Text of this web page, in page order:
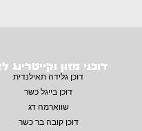
דוכני מזון וקייטרינג
דוכן גלידה תאילנדית
דוכן בייגל כשר
שווארמה דג
דוכן קובה בר כשר